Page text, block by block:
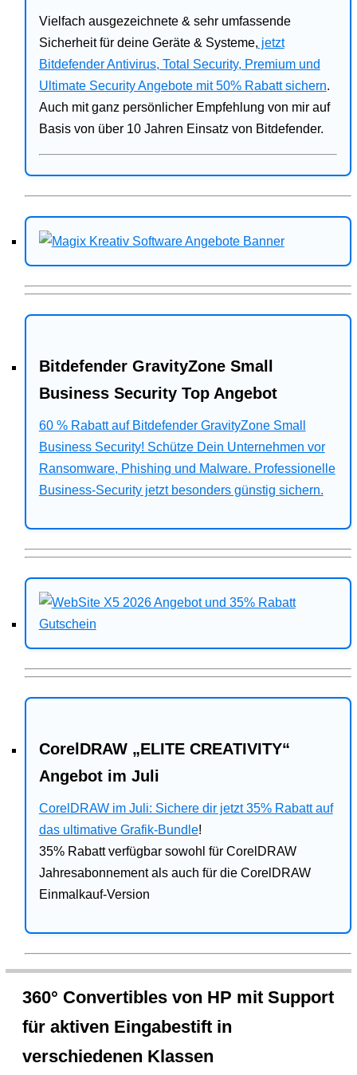
Vielfach ausgezeichnete & sehr umfassende
Sicherheit für deine Geräte & Systeme, jetzt
Bitdefender Antivirus, Total Security, Premium und
Ultimate Security Angebote mit 50% Rabatt sichern.
Auch mit ganz persönlicher Empfehlung von mir auf
Basis von über 10 Jahren Einsatz von Bitdefender.
Bitdefender GravityZone Small
Business Security Top Angebot
60 % Rabatt auf Bitdefender GravityZone Small
Business Security! Schütze Dein Unternehmen vor
Ransomware, Phishing und Malware. Professionelle
Business-Security jetzt besonders günstig sichern.
CorelDRAW „ELITE CREATIVITY“
Angebot im Juli
CorelDRAW im Juli: Sichere dir jetzt 35% Rabatt auf
das ultimative Grafik-Bundle!
35% Rabatt verfügbar sowohl für CorelDRAW
Jahresabonnement als auch für die CorelDRAW
Einmalkauf-Version
360° Convertibles von HP mit Support
für aktiven Eingabestift in
verschiedenen Klassen